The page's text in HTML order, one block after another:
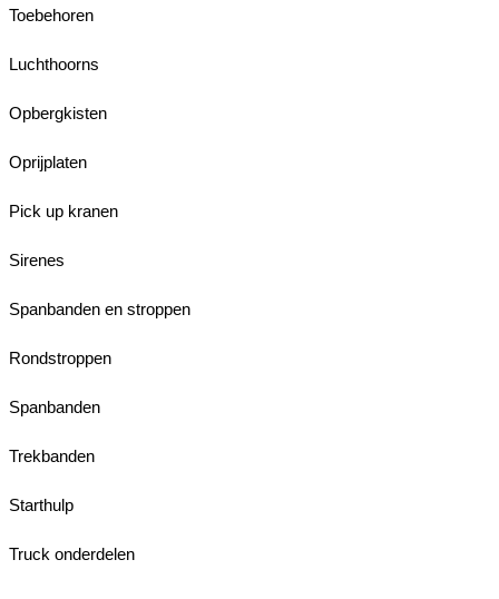
Toebehoren
Luchthoorns
Opbergkisten
Oprijplaten
Pick up kranen
Sirenes
Spanbanden en stroppen
Rondstroppen
Spanbanden
Trekbanden
Starthulp
Truck onderdelen